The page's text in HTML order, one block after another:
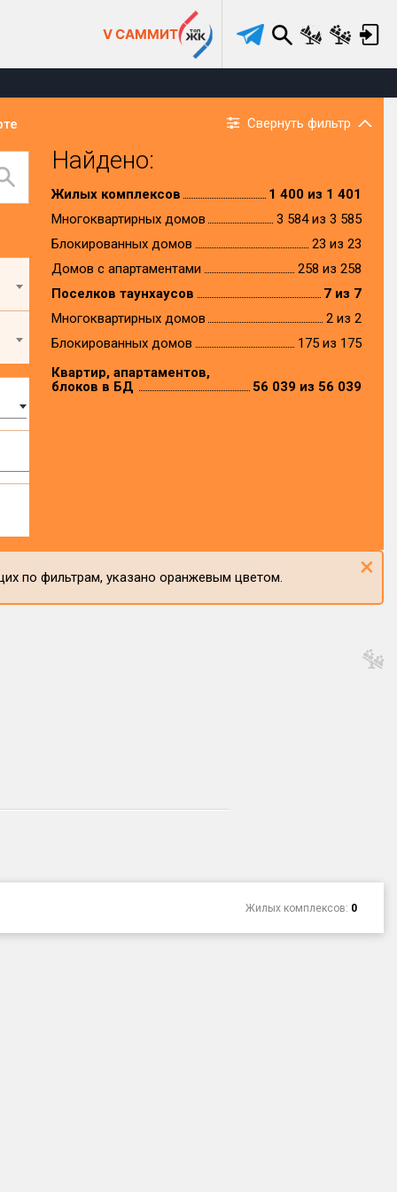
V САММИТ
Свернуть фильтр
Найдено:
Жилых комплексов
1 400 из 1 401
Многоквартирных домов
3 584 из 3 585
Блокированных домов
23 из 23
Домов с апартаментами
258 из 258
Поселков таунхаусов
7 из 7
Многоквартирных домов
2 из 2
Блокированных домов
175 из 175
Квартир, апартаментов,
блоков в БД
56 039 из 56 039
по фильтрам, указано оранжевым цветом. ×
Жилых комплексов: 0